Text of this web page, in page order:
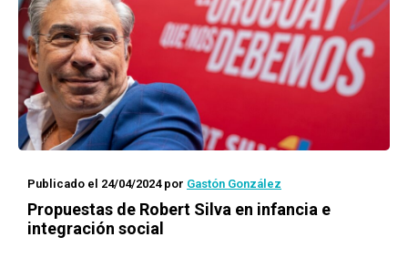
Publicado el 24/04/2024por Gastón González
Propuestas de Robert Silva en infancia e
integración social